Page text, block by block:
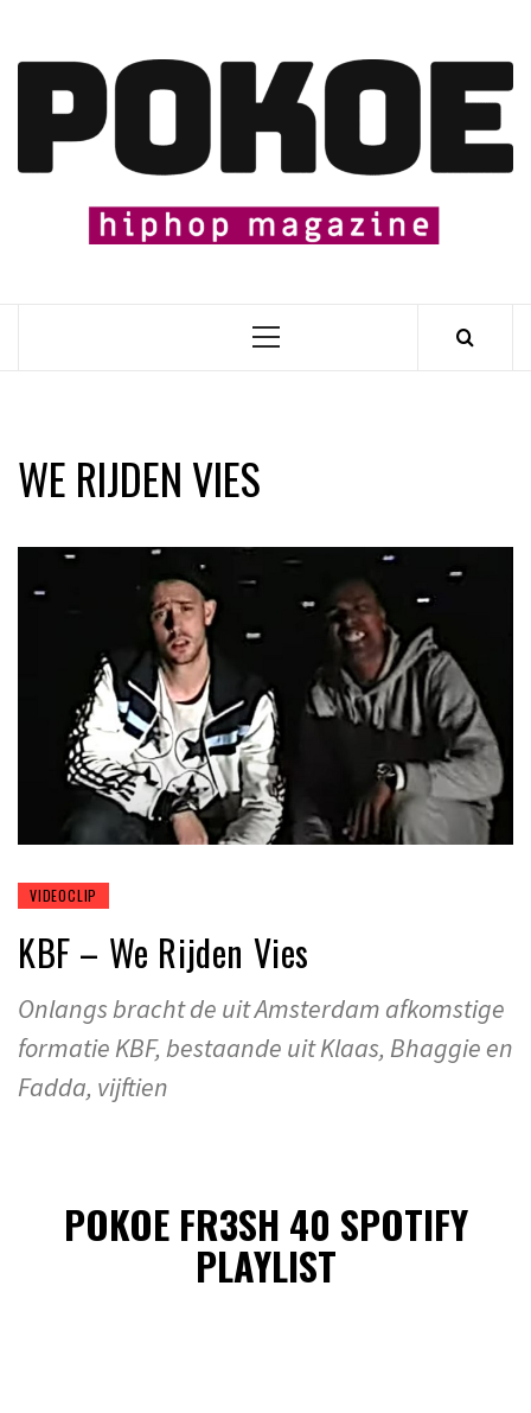
content
Primary
WE RIJDEN VIES
VIDEOCLIP
KBF – We Rijden Vies
Onlangs bracht de uit Amsterdam afkomstige
formatie KBF, bestaande uit Klaas, Bhaggie en
Fadda, vijftien
POKOE FR3SH 40 SPOTIFY
PLAYLIST